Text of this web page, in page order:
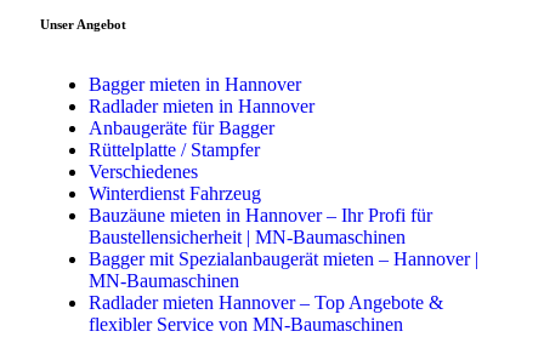
Unser Angebot
Bagger mieten in Hannover
Radlader mieten in Hannover
Anbaugeräte für Bagger
Rüttelplatte / Stampfer
Verschiedenes
Winterdienst Fahrzeug
Bauzäune mieten in Hannover – Ihr Profi für
Baustellensicherheit | MN-Baumaschinen
Bagger mit Spezialanbaugerät mieten – Hannover |
MN-Baumaschinen
Radlader mieten Hannover – Top Angebote &
flexibler Service von MN-Baumaschinen